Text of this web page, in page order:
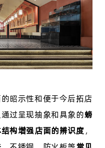
昭示性和便于今后拓店
过呈现抽象和具象的螃
构增强店面的辨识度，